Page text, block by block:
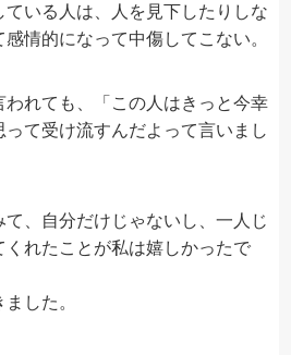
いる人は、人を見下したりしな
情的になって中傷してこない。
れても、「この人はきっと今幸
て受け流すんだよって言いまし
て、自分だけじゃないし、一人じ
くれたことが私は嬉しかったで
した。